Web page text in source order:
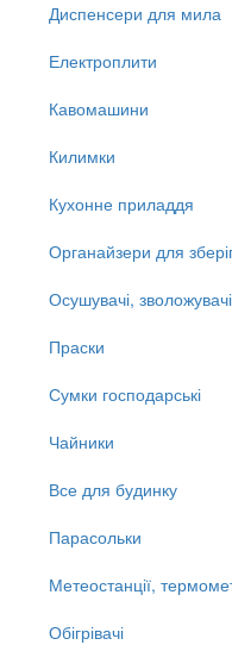
Диспенсери для мила
Електроплити
Кавомашини
Килимки
Кухонне приладдя
Органайзери для
Осушувачі,
Праски
Сумки господарські
Чайники
Все для будинку
Парасольки
Метеостанції,
Обігрівачі